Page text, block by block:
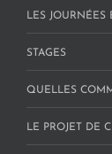
LES JOURNÉES
STAGES
QUELLES
LE PROJET DE